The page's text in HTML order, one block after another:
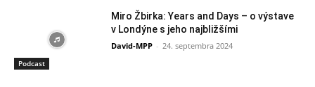
Podcast
Miro Žbirka: Years and Days – o výstave
v Londýne s jeho najbližšími
David-MPP - 24. septembra 2024